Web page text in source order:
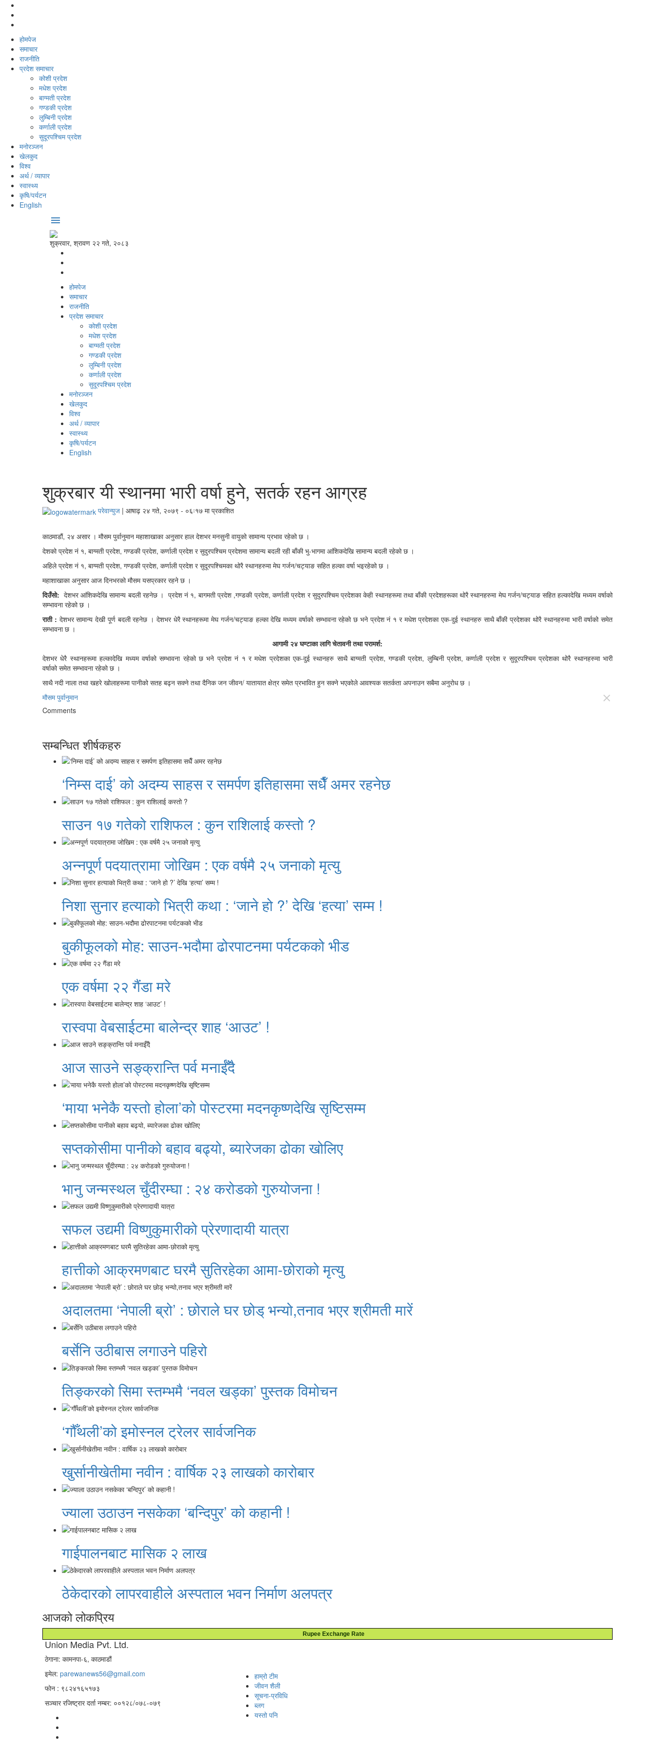
होमपेज
समाचार
राजनीति
प्रदेश समाचार
कोशी प्रदेश
मधेश प्रदेश
बाग्मती प्रदेश
गण्डकी प्रदेश
लुम्बिनी प्रदेश
कर्णाली प्रदेश
सुदूरपश्‍चिम प्रदेश
मनोरञ्‍जन
खेलकुद
विश्‍व
अर्थ / व्यापार
स्वास्थ्य
कृषि/पर्यटन
English
menu
शुक्रवार, श्रावण २२ गते, २०८३
होमपेज
समाचार
राजनीति
प्रदेश समाचार
कोशी प्रदेश
मधेश प्रदेश
बाग्मती प्रदेश
गण्डकी प्रदेश
लुम्बिनी प्रदेश
कर्णाली प्रदेश
सुदूरपश्‍चिम प्रदेश
मनोरञ्‍जन
खेलकुद
विश्‍व
अर्थ / व्यापार
स्वास्थ्य
कृषि/पर्यटन
English
शुक्रबार यी स्थानमा भारी वर्षा हुने, सतर्क रहन आग्रह
परेवान्युज | आषाढ़ २४ गते, २०७९ - ०६ः१७ मा प्रकाशित
काठमाडौं, २४ असार । मौसम पुर्वानुमान महाशाखाका अनुसार हाल देशभर मनसुनी वायुको सामान्य प्रभाव रहेको छ ।
देशको प्रदेश नं १, बाग्मती प्रदेश, गण्डकी प्रदेश, कर्णाली प्रदेश र सुदुरपश्चिम प्रदेशमा सामान्य बदली रही बाँकी भु-भागमा आंशिकदेखि सामान्य बदली रहेको छ ।
अहिलेप्रदेश नं १, बाग्मती प्रदेश, गण्डकी प्रदेश, कर्णाली प्रदेश र सुदूरपश्चिमका थोरै स्थानहरुमा मेघ गर्जन/चट्याङ सहित हल्का वर्षा भइरहेको छ ।
महाशाखाका अनुसार आज दिनभरको मौसम यसप्रकार रहने छ ।
दिउँसो: देशभर आंशिकदेखि सामान्य बदली रहनेछ । प्रदेश नं १, बागमती प्रदेश ,गण्डकी प्रदेश, कर्णाली प्रदेश र सुदुरपश्चिम प्रदेशका केही स्थानहरूमा तथा बाँकी प्रदेशहरूका थोरै स्थानहरुमा मेघ गर्जन/चट्याङ सहित हल्कादेखि मध्यम वर्षाको
सम्भावना रहेको छ ।
राती : देशभर सामान्य देखी पूर्ण बदली रहनेछ । देशभर धेरै स्थानहरूमा मेघ गर्जन/चट्याङ हल्का देखि मध्यम वर्षाको सम्भावना रहेको छ भने प्रदेश नं १ र मधेश प्रदेशका एक-दुई स्थानहरु साथै बाँकी प्रदेशका थोरै स्थानहरुमा भारी वर्षाको समेत
सम्भावना छ ।
आगामी २४ घण्टाका लागि चेतावनी तथा परामर्श:
देशभरधेरै स्थानहरूमा हल्कादेखि मध्यम वर्षाकोसम्भावना रहेको छ भने प्रदेश नं १ र मधेश प्रदेशका एक-दुई स्थानहरु साथै बाग्मती प्रदेश, गण्डकी प्रदेश, लुम्बिनी प्रदेश,कर्णाली प्रदेश र सुदूरपश्चिम प्रदेशका थोरै स्थानहरुमा भारी
वर्षाकोसमेत सम्भावनारहेको छ ।
साथै नदी नाला तथा खहरे खोलाहरूमा पानीको सतह बढ्न सक्ने तथा दैनिक जन जीवन/ यातायात क्षेत्र समेत प्रभावित हुन सक्ने भएकोले आवश्यक सतर्कता अपनाउन सबैमा अनुरोध छ ।
मौसम पुर्वानुमान
close
Comments
सम्बन्धित शीर्षकहरु
‘निम्स दाई’ को अदम्य साहस र समर्पण इतिहासमा सधैँ अमर रहनेछ
साउन १७ गतेको राशिफल : कुन राशिलाई कस्तो ?
अन्नपूर्ण पदयात्रामा जोखिम : एक वर्षमै २५ जनाको मृत्यु
निशा सुनार हत्याको भित्री कथा : ‘जाने हो ?’ देखि ‘हत्या’ सम्म !
बुकीफूलको मोह: साउन-भदौमा ढोरपाटनमा पर्यटकको भीड
एक वर्षमा २२ गैंडा मरे
रास्वपा वेबसाईटमा बालेन्द्र शाह ‘आउट’ !
आज साउने सङ्क्रान्ति पर्व मनाईँदै
‘माया भनेकै यस्तो होला’को पोस्टरमा मदनकृष्णदेखि सृष्टिसम्म
सप्तकोसीमा पानीको बहाव बढ्यो, ब्यारेजका ढोका खोलिए
भानु जन्मस्थल चुँदीरम्घा : २४ करोडको गुरुयोजना !
सफल उद्यमी विष्णुकुमारीको प्रेरणादायी यात्रा
हात्तीको आक्रमणबाट घरमै सुतिरहेका आमा-छोराको मृत्यु
अदालतमा ‘नेपाली ब्रो’ : छोराले घर छोड् भन्यो,तनाव भएर श्रीमती मारें
बर्सेनि उठीबास लगाउने पहिरो
तिङ्करको सिमा स्तम्भमै ‘नवल खड्का’ पुस्तक विमोचन
‘गौँथली’को इमोस्नल ट्रेलर सार्वजनिक
खुर्सानीखेतीमा नवीन : वार्षिक २३ लाखको कारोबार
ज्याला उठाउन नसकेका ‘बन्दिपुर’ को कहानी !
गाईपालनबाट मासिक २ लाख
ठेकेदारको लापरवाहीले अस्पताल भवन निर्माण अलपत्र
आजको लोकप्रिय
Rupee Exchange Rate
Union Media Pvt. Ltd.
ठेगाना: कामनपा-६, काठमाडौं
इमेल: parewanews56@gmail.com
फोन : ९८२४१६५१७३
सञ्चार रजिष्ट्रार दर्ता नम्बर: ००१२८/०७८-०७९
हाम्रो टीम
जीवन शैली
सूचना-प्रविधि
ब्लग
यस्तो पनि